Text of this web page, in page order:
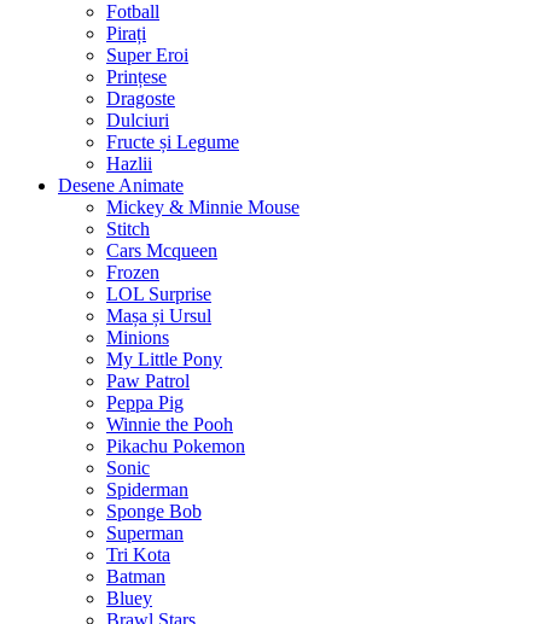
Fotball
Pirați
Super Eroi
Prințese
Dragoste
Dulciuri
Fructe și Legume
Hazlii
Desene Animate
Mickey & Minnie Mouse
Stitch
Cars Mcqueen
Frozen
LOL Surprise
Mașa și Ursul
Minions
My Little Pony
Paw Patrol
Peppa Pig
Winnie the Pooh
Pikachu Pokemon
Sonic
Spiderman
Sponge Bob
Superman
Tri Kota
Batman
Bluey
Brawl Stars